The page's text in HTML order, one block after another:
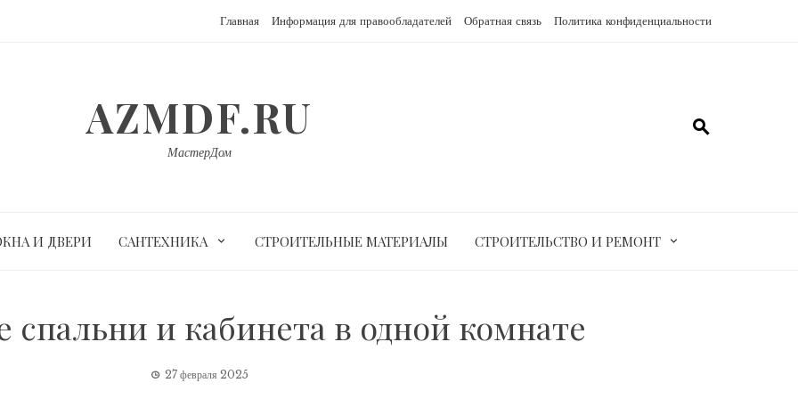
Главная Информация для правообладателей Обратная связь Политика конфиденциальности
AZMDF.RU
МастерДом
И ДВЕРИ САНТЕХНИКА СТРОИТЕЛЬНЫЕ МАТЕРИАЛЫ СТРОИТЕЛЬСТВО И РЕМОНТ
и кабинета в одной комнате
27 февраля 2025